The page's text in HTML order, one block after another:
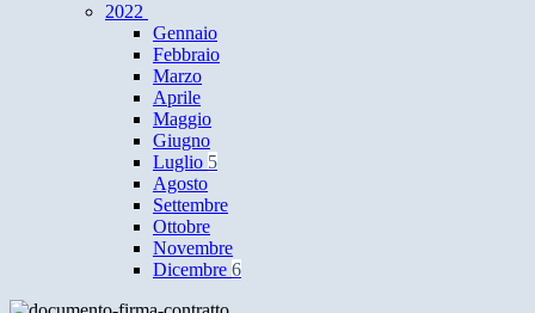
2022
Gennaio
Febbraio
Marzo
Aprile
Maggio
Giugno
Luglio 5
Agosto
Settembre
Ottobre
Novembre
Dicembre 6